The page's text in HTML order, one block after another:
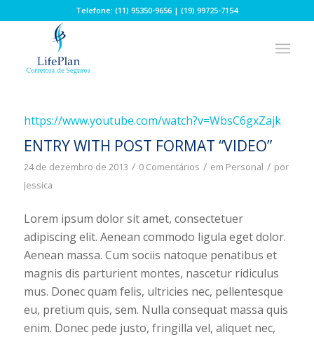
Telefone: (11) 95350-9656 | (19) 99725-7154
https://www.youtube.com/watch?v=WbsC6gxZajk
ENTRY WITH POST FORMAT “VIDEO”
24 de dezembro de 2013 / 0 Comentários / em Personal / por
Jessica
Lorem ipsum dolor sit amet, consectetuer
adipiscing elit. Aenean commodo ligula eget dolor.
Aenean massa. Cum sociis natoque penatibus et
magnis dis parturient montes, nascetur ridiculus
mus. Donec quam felis, ultricies nec, pellentesque
eu, pretium quis, sem. Nulla consequat massa quis
enim. Donec pede justo, fringilla vel, aliquet nec,